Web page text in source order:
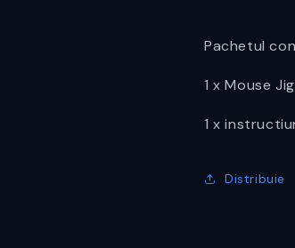
Pachetul
1 x Mouse
1 x
Distribuie